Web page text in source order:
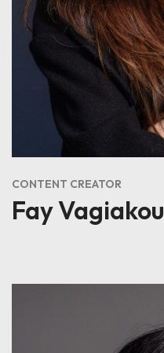
CONTENT CREATOR
Fay Vagiakou